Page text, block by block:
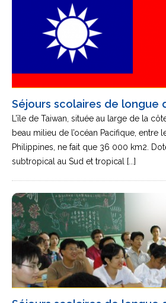
Séjours scolaires de longue
L’île de Taiwan, située au large de la
beau milieu de l’océan Pacifique, entre
Philippines, ne fait que 36 000 km2.
subtropical au Sud et tropical [...]